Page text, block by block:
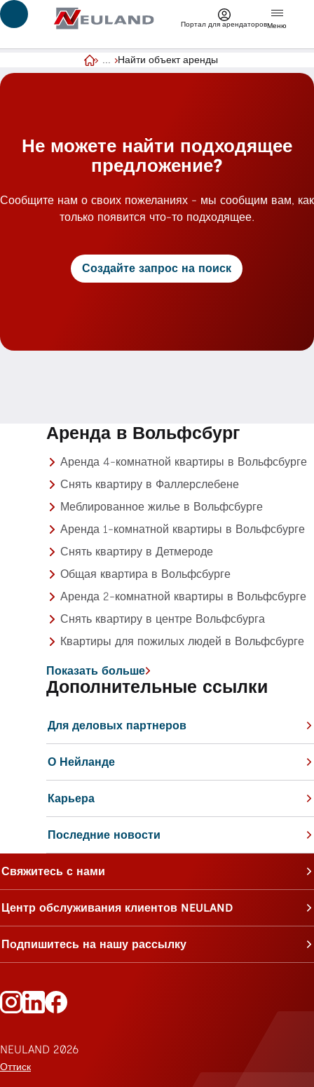
Перейти к основному содержимому
Портал для арендаторовМеню
Главная страница
... Найти объект аренды
Не можете найти подходящее
предложение?
Сообщите нам о своих пожеланиях - мы сообщим вам, как
только появится что-то подходящее.
Создайте запрос на поиск
Аренда в Вольфсбург
Аренда 4-комнатной квартиры в Вольфсбурге
Снять квартиру в Фаллерслебене
Меблированное жилье в Вольфсбурге
Аренда 1-комнатной квартиры в Вольфсбурге
Снять квартиру в Детмероде
Общая квартира в Вольфсбурге
Аренда 2-комнатной квартиры в Вольфсбурге
Снять квартиру в центре Вольфсбурга
Квартиры для пожилых людей в Вольфсбурге
Показать больше
Дополнительные ссылки
Для деловых партнеров
О Нейланде
Карьера
Последние новости
Свяжитесь с нами
Центр обслуживания клиентов NEULAND
Подпишитесь на нашу рассылку
NEULAND 2026
Оттиск
Следите за Neuland в Instagram
Следите за Neuland на LinkedIn
Следите за Neuland на Facebook